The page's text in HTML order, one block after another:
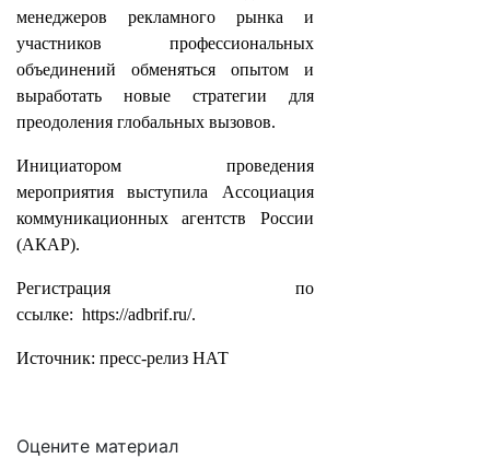
менеджеров рекламного рынка и
участников профессиональных
объединений обменяться опытом и
выработать новые стратегии для
преодоления глобальных вызовов.
Инициатором проведения
мероприятия выступила Ассоциация
коммуникационных агентств России
(АКАР).
Регистрация по
ссылке: https://adbrif.ru/.
Источник: пресс-релиз НАТ
Оцените материал